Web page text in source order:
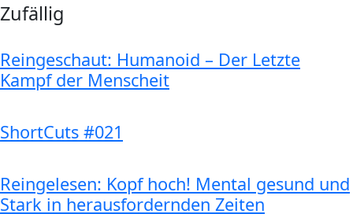
Zufällig
Reingeschaut: Humanoid – Der Letzte
Kampf der Menscheit
ShortCuts #021
Reingelesen: Kopf hoch! Mental gesund und
Stark in herausfordernden Zeiten